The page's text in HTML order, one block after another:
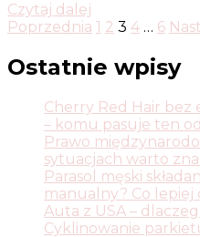
Czytaj dalej
Stronicowanie
wpisów
Poprzednia Strona
1 Strona
2 Strona
3 Strona
4 … 6
Ostatnie wpisy
Cherry Red Hair
– komu pasuje ten
Prawo
sytuacjach warto
Parasol męski
manualny? Co lepiej
Auta z USA –
Cyklinowanie